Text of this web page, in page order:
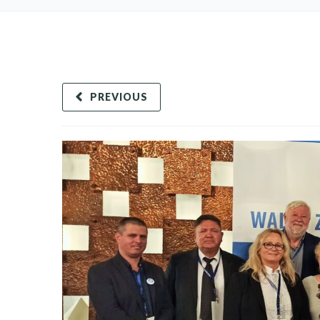
PREVIOUS